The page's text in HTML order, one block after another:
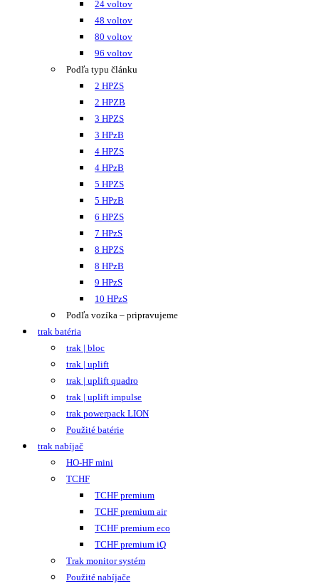
24 voltov
48 voltov
80 voltov
96 voltov
Podľa typu článku
2 HPZS
2 HPZB
3 HPZS
3 HPzB
4 HPZS
4 HPzB
5 HPZS
5 HPzB
6 HPZS
7 HPzS
8 HPZS
8 HPzB
9 HPzS
10 HPzS
Podľa vozíka – pripravujeme
trak batéria
trak | bloc
trak | uplift
trak | uplift quadro
trak | uplift impulse
trak powerpack LION
Použité batérie
trak nabíjač
HO-HF mini
TCHF
TCHF premium
TCHF premium air
TCHF premium eco
TCHF premium iQ
Trak monitor systém
Použité nabíjače